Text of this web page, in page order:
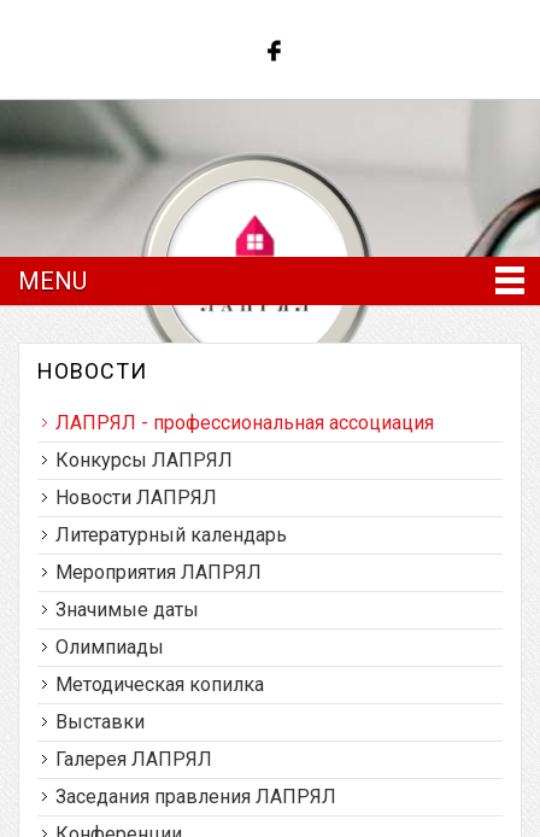
Латвийская ассоциация преподавателей
русского языка и литературы
MENU
НОВОСТИ
ЛАПРЯЛ - профессиональная ассоциация
Конкурсы ЛАПРЯЛ
Новости ЛАПРЯЛ
Литературный календарь
Мероприятия ЛАПРЯЛ
Значимые даты
Олимпиады
Методическая копилка
Выставки
Галерея ЛАПРЯЛ
Заседания правления ЛАПРЯЛ